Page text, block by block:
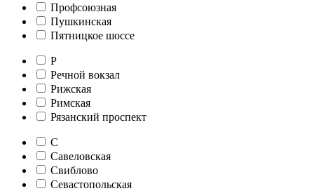
Профсоюзная
Пушкинская
Пятницкое шоссе
Р
Речной вокзал
Рижская
Римская
Рязанский проспект
С
Савеловская
Свиблово
Севастопольская